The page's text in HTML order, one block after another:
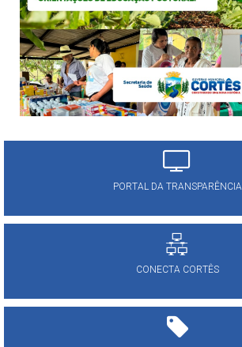
PORTAL DA TRANSPARÊNCIA
CONECTA CORTÊS